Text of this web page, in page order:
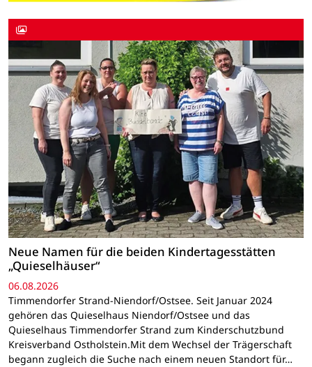
Neue Namen für die beiden Kindertagesstätten
„Quieselhäuser“
06.08.2026
Timmendorfer Strand-Niendorf/Ostsee. Seit Januar 2024
gehören das Quieselhaus Niendorf/Ostsee und das
Quieselhaus Timmendorfer Strand zum Kinderschutzbund
Kreisverband Ostholstein.Mit dem Wechsel der Trägerschaft
begann zugleich die Suche nach einem neuen Standort für…